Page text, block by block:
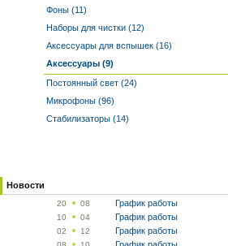
Фоны (11)
Наборы для чистки (12)
Аксессуары для вспышек (16)
Аксессуары (9)
Постоянный свет (24)
Микрофоны (96)
Стабилизаторы (14)
Новости
20 08 График работы
10 04 График работы
02 12 График работы